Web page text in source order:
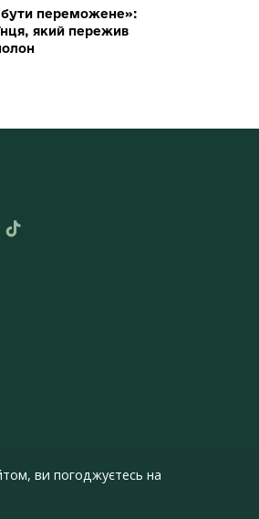
переможене»:
який пережив
ви погоджуєтесь на